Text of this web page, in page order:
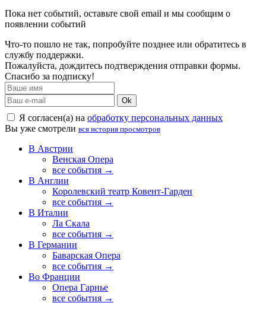
Пока нет событий, оставьте свой email и мы сообщим о
появлении событий
Что-то пошло не так, попробуйте позднее или обратитесь в
службу поддержки.
Пожалуйста, дождитесь подтверждения отправки формы.
Спасибо за подписку!
Ok
Я согласен(а) на обработку персональных данных
Вы уже смотрели вся история просмотров
В Австрии
Венская Опера
все события →
В Англии
Королевский театр Ковент-Гарден
все события →
В Италии
Ла Скала
все события →
В Германии
Баварская Опера
все события →
Во Франции
Опера Гарнье
все события →